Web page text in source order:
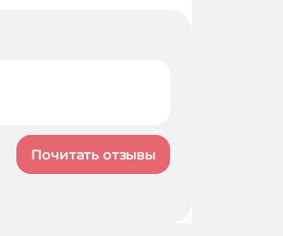
Почитать отзывы